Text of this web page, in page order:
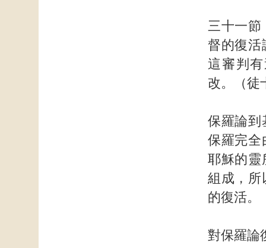
三十一節
督的復活
這審判
改。（徒
保羅論到
保羅完全
耶穌的靈
組成，所
的復活。
對保羅論